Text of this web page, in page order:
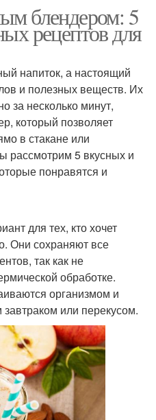
блендером: 5
рецептов для
напиток, а настоящий
и полезных веществ. Их
за несколько минут,
который позволяет
в стакане или
рассмотрим 5 вкусных и
понравятся и
для тех, кто хочет
Они сохраняют все
так как не
обработке.
организмом и
или перекусом.